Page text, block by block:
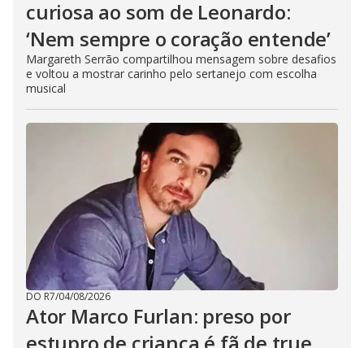
curiosa ao som de Leonardo:
‘Nem sempre o coração entende’
Margareth Serrão compartilhou mensagem sobre desafios
e voltou a mostrar carinho pelo sertanejo com escolha
musical
DO R7/04/08/2026
Ator Marco Furlan: preso por